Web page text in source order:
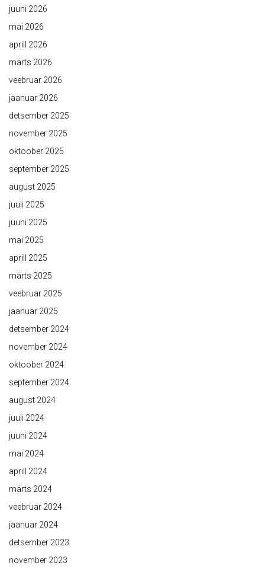
juuni 2026
mai 2026
aprill 2026
märts 2026
veebruar 2026
jaanuar 2026
detsember 2025
november 2025
oktoober 2025
september 2025
august 2025
juuli 2025
juuni 2025
mai 2025
aprill 2025
märts 2025
veebruar 2025
jaanuar 2025
detsember 2024
november 2024
oktoober 2024
september 2024
august 2024
juuli 2024
juuni 2024
mai 2024
aprill 2024
märts 2024
veebruar 2024
jaanuar 2024
detsember 2023
november 2023